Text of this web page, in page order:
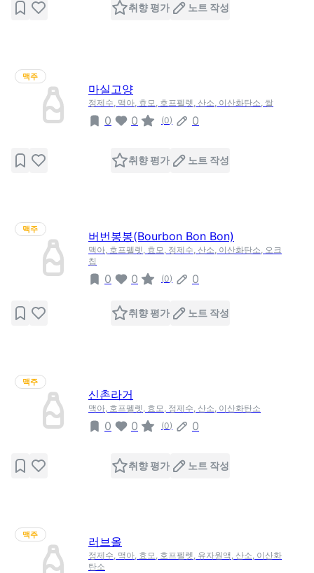
취향 평가 노트 작성
맥주
마실고양
정제수, 맥아, 효모, 호프펠렛, 산소, 이산화탄소, 쌀
0 0 (0) 0
취향 평가 노트 작성
맥주
버번봉봉(Bourbon Bon Bon)
맥아, 호프펠렛, 효모, 정제수, 산소, 이산화탄소, 오크
칩
0 0 (0) 0
취향 평가 노트 작성
맥주
신촌라거
맥아, 호프펠렛, 효모, 정제수, 산소, 이산화탄소
0 0 (0) 0
취향 평가 노트 작성
맥주
러브올
정제수, 맥아, 효모, 호프펠렛, 유자원액, 산소, 이산화
탄소